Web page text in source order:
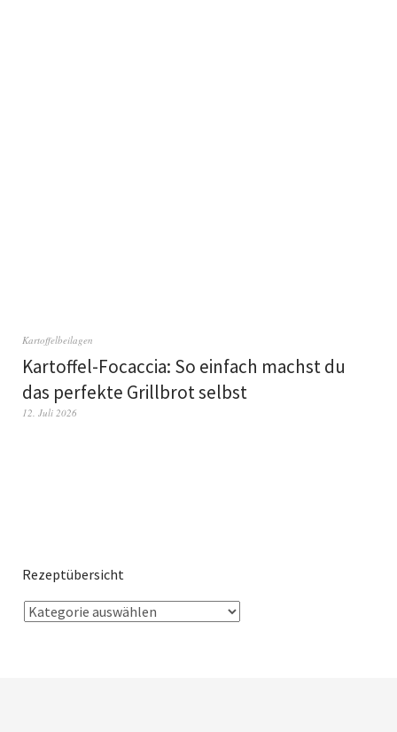
Kartoffelbeilagen
Kartoffel-Focaccia: So einfach machst du
das perfekte Grillbrot selbst
12. Juli 2026
Rezeptübersicht